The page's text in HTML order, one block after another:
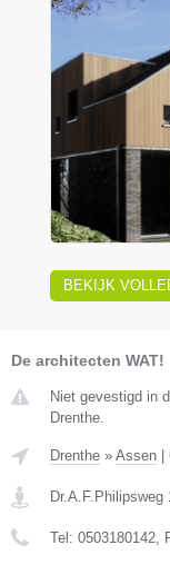
BEKIJK
De architecten WAT!
Niet gevestigd in
Drenthe.
Drenthe » Assen
Dr.A.F.Philipsweg
Tel: 0503180142 ,